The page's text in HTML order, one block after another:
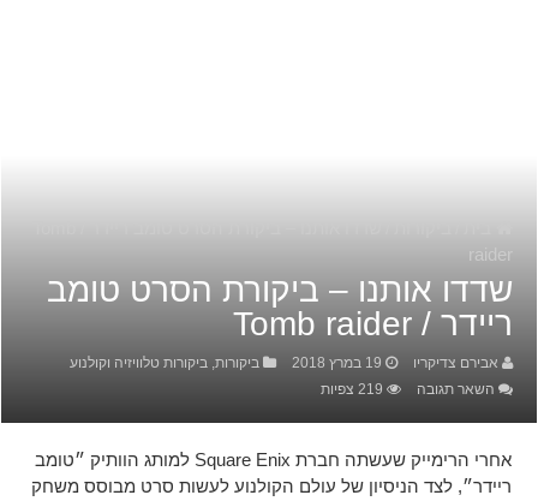
raider
שדדו אותנו – ביקורת הסרט טומב
ריידר / Tomb raider
אבירם צדיקריו 19 במרץ 2018 ביקורות,ביקורות טלוויזיה וקולנוע
השאר תגובה
219 צפיות
אחרי הרימייק שעשתה חברת Square Enix למותג הוותיק ״טומב
ריידר״, לצד הניסיון של עולם הקולנוע לעשות סרט מבוסס משחק